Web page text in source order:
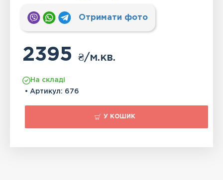
Отримати фото
2395₴/м.кв.
На складі
• Артикул: 676
У КОШИК